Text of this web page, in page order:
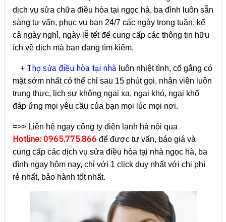
dịch vụ sửa chữa điều hòa tại ngọc hà, ba đình luôn sẵn
sàng tư vấn, phục vụ bạn 24/7 các ngày trong tuần, kể
cả ngày nghỉ, ngày lễ tết để cung cấp các thông tin hữu
ích về dịch mà bạn đang tìm kiếm.
+ Thợ sửa điều hòa tại nhà luôn nhiệt tình, cố gắng có
mặt sớm nhất có thể chỉ sau 15 phút gọi, nhân viên luôn
trung thực, lịch sự không ngại xa, ngại khó, ngại khổ
đáp ứng mọi yêu cầu của bạn mọi lúc mọi nơi.
=>> Liên hệ ngay công ty điện lạnh hà nội qua
Hotline: 0965.775.866 để được tư vấn, báo giá và
cung cấp các dịch vụ sửa điều hòa tại nhà ngọc hà, ba
đình ngay hôm nay, chỉ với 1 click duy nhất với chi phí
rẻ nhất, bảo hành tốt nhất.